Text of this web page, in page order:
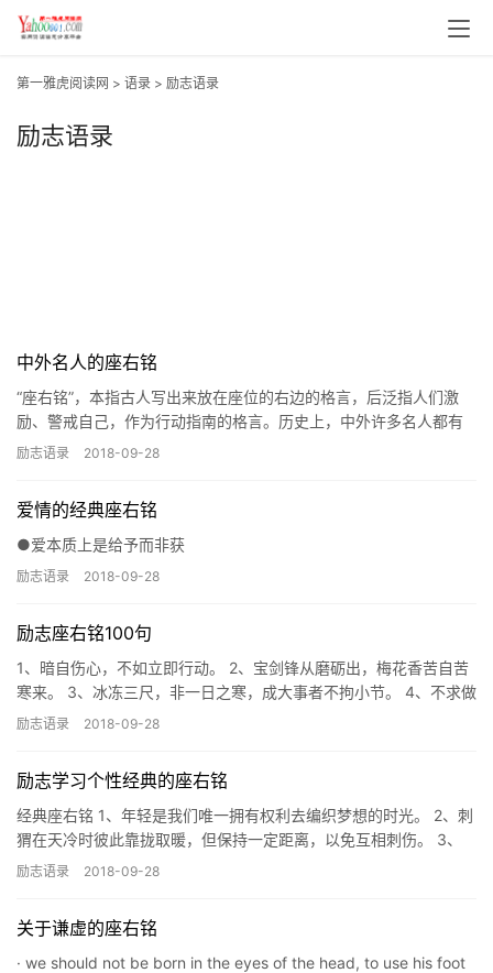
第一雅虎阅读网 > 语录 > 励志语录
励志语录
中外名人的座右铭
“座右铭”，本指古人写出来放在座位的右边的格言，后泛指人们激
励、警戒自己，作为行动指南的格言。历史上，中外许多名人都有
自己的“座右铭”，这些“座右铭”永远值得我们
励志语录 2018-09-28
爱情的经典座右铭
●爱本质上是给予而非获
励志语录 2018-09-28
励志座右铭100句
1、暗自伤心，不如立即行动。 2、宝剑锋从磨砺出，梅花香苦自苦
寒来。 3、冰冻三尺，非一日之寒，成大事者不拘小节。 4、不求做
的最好，但求做的更好。 5、不同的信念，决定不同
励志语录 2018-09-28
励志学习个性经典的座右铭
经典座右铭 1、年轻是我们唯一拥有权利去编织梦想的时光。 2、刺
猬在天冷时彼此靠拢取暖，但保持一定距离，以免互相刺伤。 3、
成功的公司不会等待外界的影响来决定自己的命运，
励志语录 2018-09-28
关于谦虚的座右铭
· we should not be born in the eyes of the head, to use his foot